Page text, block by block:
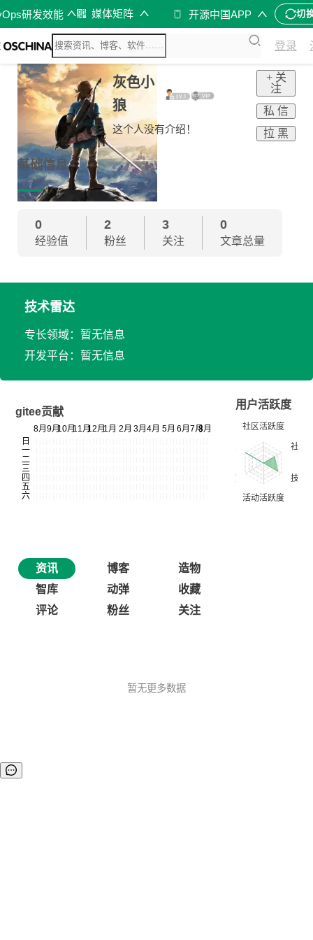
研发效能 媒体矩阵 开源中国APP 切
登录
灰色小
狼
这个人没有介绍！
+ 关
注
私 信
拉 黑
基础信息
0
经验值
2
粉丝
3
关注
0
文章总量
技术雷达
专长领域：暂无信息
开发平台：暂无信息
gitee贡献
用户活跃度
资讯 博客
造物
智库
动弹
收藏
评论
粉丝 关注
暂无更多数据